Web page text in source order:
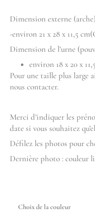
Dimension externe
-environ 21 x 28 x 11,5
Dimension de l’urne
environ 18 x 20 x
Pour une taille plus large
nous contacter.
Merci d’indiquer les
date si vous souhaitez
Défilez les photos pour
Dernière photo : couleur
Choix de la couleur